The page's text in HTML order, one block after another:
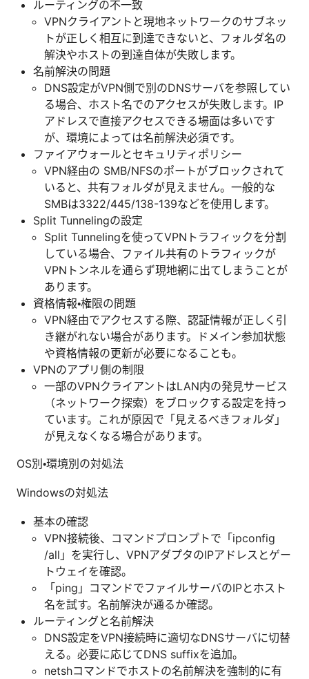
ルーティングの不一致
VPNクライアントと現地ネットワークのサブネッ
トが正しく相互に到達できないと、フォルダ名の
解決やホストの到達自体が失敗します。
名前解決の問題
DNS設定がVPN側で別のDNSサーバを参照してい
る場合、ホスト名でのアクセスが失敗します。IP
アドレスで直接アクセスできる場面は多いです
が、環境によっては名前解決必須です。
ファイアウォールとセキュリティポリシー
VPN経由の SMB/NFSのポートがブロックされて
いると、共有フォルダが見えません。一般的な
SMBは3322/445/138-139などを使用します。
Split Tunnelingの設定
Split Tunnelingを使ってVPNトラフィックを分割
している場合、ファイル共有のトラフィックが
VPNトンネルを通らず現地網に出てしまうことが
あります。
資格情報・権限の問題
VPN経由でアクセスする際、認証情報が正しく引
き継がれない場合があります。ドメイン参加状態
や資格情報の更新が必要になることも。
VPNのアプリ側の制限
一部のVPNクライアントはLAN内の発見サービス
（ネットワーク探索）をブロックする設定を持っ
ています。これが原因で「見えるべきフォルダ」
が見えなくなる場合があります。
OS別・環境別の対処法
Windowsの対処法
基本の確認
VPN接続後、コマンドプロンプトで「ipconfig
/all」を実行し、VPNアダプタのIPアドレスとゲー
トウェイを確認。
「ping」コマンドでファイルサーバのIPとホスト
名を試す。名前解決が通るか確認。
ルーティングと名前解決
DNS設定をVPN接続時に適切なDNSサーバに切替
える。必要に応じてDNS suffixを追加。
netshコマンドでホストの名前解決を強制的に有